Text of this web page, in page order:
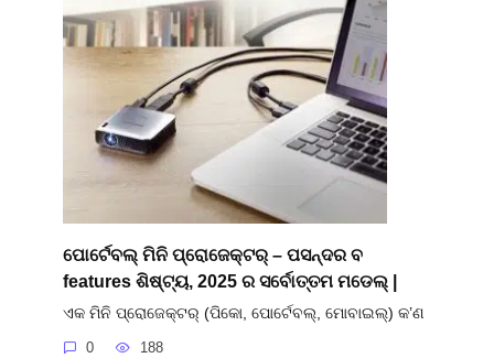
ପୋର୍ଟେବଲ୍ ମିନି ପ୍ରୋଜେକ୍ଟର୍ – ପସନ୍ଦର ବ
features ଶିଷ୍ଟ୍ୟ, 2025 ର ସର୍ବୋତ୍ତମ ମଡେଲ୍ |
ଏକ ମିନି ପ୍ରୋଜେକ୍ଟର୍ (ପିକୋ, ପୋର୍ଟେବଲ୍, ମୋବାଇଲ୍) କ’ଣ
0 188